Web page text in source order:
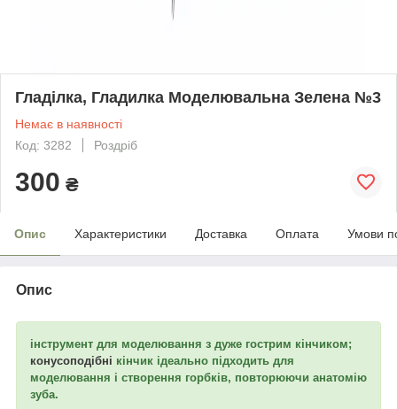
Гладілка, Гладилка Моделювальна Зелена №3
Немає в наявності
Код: 3282
Роздріб
300 ₴
Опис Характеристики Доставка Оплата Умови
Опис
інструмент для моделювання з дуже гострим кінчиком;
конусоподібні кінчик ідеально підходить для
моделювання і створення горбків, повторюючи анатомію
зуба.